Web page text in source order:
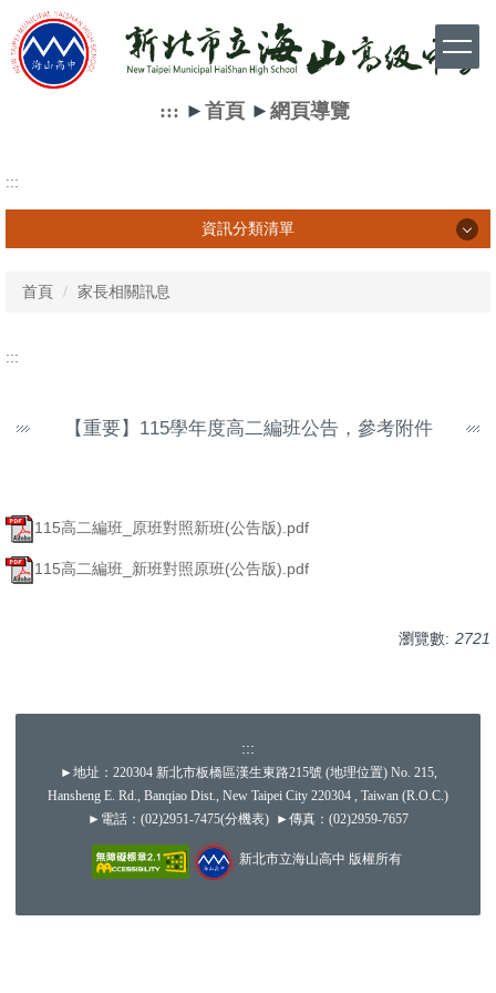
到
主
::: ► 首頁► 網頁導覽
:::
資訊分類清單
首頁 家長相關訊息
:::
【重要】115學年度高二編班公告，參考附件
115高二編班_原班對照新班(公告版).pdf
115高二編班_新班對照原班(公告版).pdf
瀏覽數: 2721
:::
►地址：220304 新北市板橋區漢生東路215號 (地理位置) No. 215,
Hansheng E. Rd., Banqiao Dist., New Taipei City 220304 , Taiwan (R.O.C.)
►電話：(02)2951-7475(分機表) ►傳真：(02)2959-7657
新北市立海山高中 版權所有